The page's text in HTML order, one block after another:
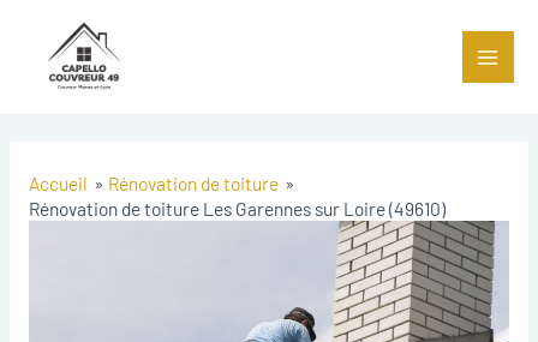
Accueil
Rénovation de toiture
Rénovation de toiture Les Garennes sur Loire (49610)